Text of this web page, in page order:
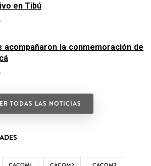
en Tibú
acompañaron la conmemoración de
TODAS LAS NOTICIAS